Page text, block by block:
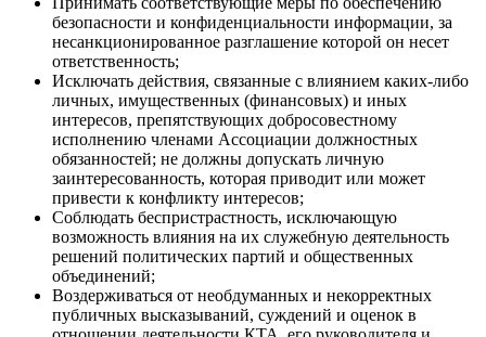
безопасности и конфиденциальности информации, за
несанкционированное разглашение которой он несет
ответственность;
Исключать действия, связанные с влиянием каких-либо
личных, имущественных (финансовых) и иных
интересов, препятствующих добросовестному
исполнению членами Ассоциации должностных
обязанностей; не должны допускать личную
заинтересованность, которая приводит или может
привести к конфликту интересов;
Соблюдать беспристрастность, исключающую
возможность влияния на их служебную деятельность
решений политических партий и общественных
объединений;
Воздерживаться от необдуманных и некорректных
публичных высказываний, суждений и оценок в